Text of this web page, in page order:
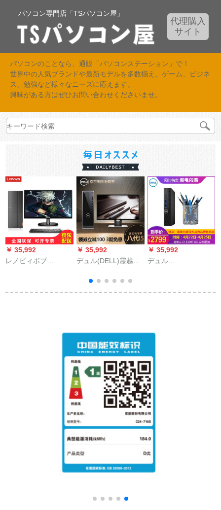
パソコン専門店「TSパソコン屋」
代理購入
サイト
パソコンのことなら、通販「パソコンステーション」で！
世界中の人気ブランドや最新モデルを多数揃え、ゲーム、ビジネ
ス、勉強など様々なニーズに応えます。
興味がある方はぜひお問い合わせくださいませ。
￥ 35,992
レノビィボブ
+23インダンディーの
￥ 35,992
デュル(DELL)霊越
ッセピオム本台+23.6
インステ2417 HGデ
￥ 35,992
デュル
ニミニミニミニミニ